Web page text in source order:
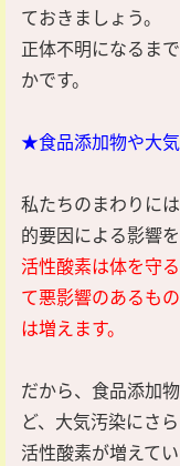
ておきましょう。
正体不明になるま
かです。
★食品添加物や大
私たちのまわりに
的要因による影響
活性酸素は体を守
て悪影響のあるも
は増えます。
だから、食品添加
ど、大気汚染にさ
活性酸素が増えて